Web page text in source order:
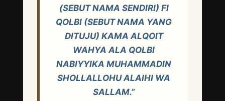
(SEBUT NAMA SENDIRI) FI
QOLBI (SEBUT NAMA YANG
DITUJU) KAMA ALQOIT
WAHYA ALA QOLBI
NABIYYIKA MUHAMMADIN
SHOLLALLOHU ALAIHI WA
SALLAM.”